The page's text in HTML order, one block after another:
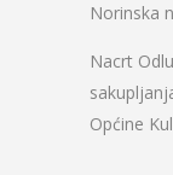
Norinska
Nacrt
Općine